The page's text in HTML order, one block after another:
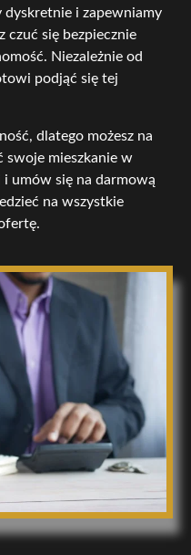
dyskretnie i zapewniamy
czuć się bezpiecznie
Niezależnie od
podjąć się tej
dlatego możesz na
swoje mieszkanie w
i umów się na darmową
na wszystkie